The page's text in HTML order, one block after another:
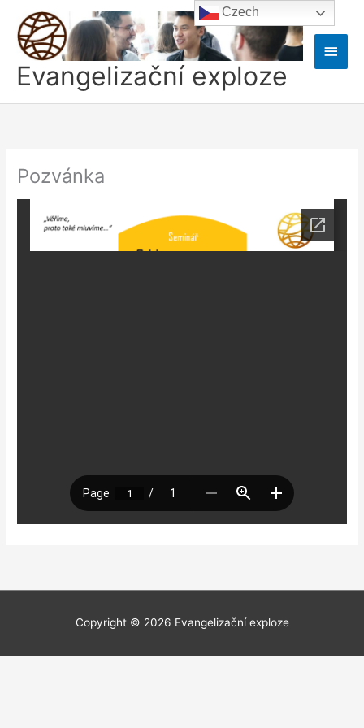
obsah
Evangelizační exploze
Pozvánka
Copyright © 2026 Evangelizační exploze
Czech